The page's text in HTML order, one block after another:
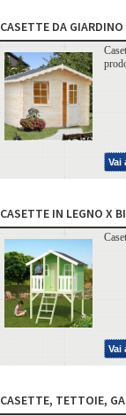
CASETTE DA
Vai
CASETTE IN LEGNO X
Vai
CASETTE, TETTOIE,